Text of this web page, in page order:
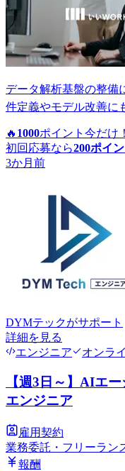
データ解析基盤の整備
件定義やモデル改善に
🔥 1000ポイント 今だけ！
初回応募なら200ポイ
3か月前
DYMテックがサポート
詳細を見る
エンジニア
オンラ
【週3日～】AIエ
エンジニア
雇用契約
業務委託・フリーラン
報酬